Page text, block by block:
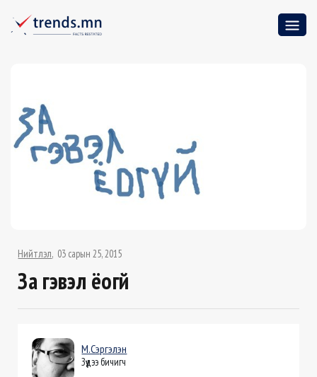
Нийтлэл 03 сарын 25, 2015
За гэвэл ёогүй
М.Сэргэлэн
Зүүдээ бичигч